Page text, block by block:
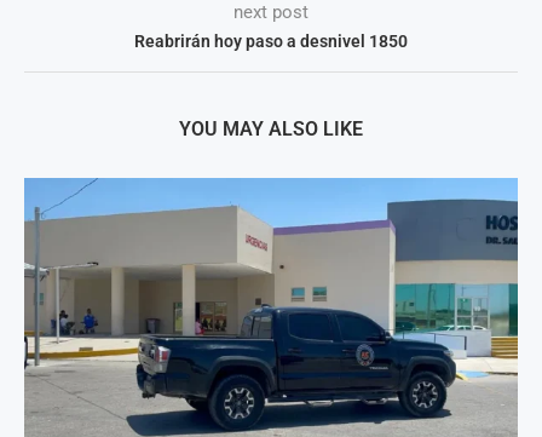
next post
Reabrirán hoy paso a desnivel 1850
YOU MAY ALSO LIKE